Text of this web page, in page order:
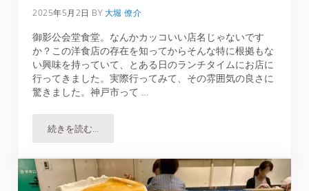
2025年5月2日 BY 大堀 僚介
御影公会堂食堂。なんかカッコいい店名じゃないです
か？この洋食店の存在を知ってからそんな特に根拠もな
い興味を持っていて、とある日のランチタイムにお店に
行ってきました。実際行ってみて、その雰囲気の良さに
驚きました。神戸市って …
続きを読む…神戸洋食のレジェンドの1つ【御影公会堂食堂】実際どう